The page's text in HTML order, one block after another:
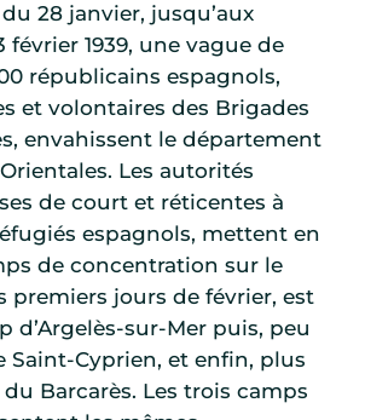
28 janvier, jusqu’aux
février 1939, une vague de
républicains espagnols,
et volontaires des Brigades
envahissent le département
Les autorités
de court et réticentes à
espagnols, mettent en
de concentration sur le
premiers jours de février, est
d’Argelès-sur-Mer puis, peu
Saint-Cyprien, et enfin, plus
Barcarès. Les trois camps